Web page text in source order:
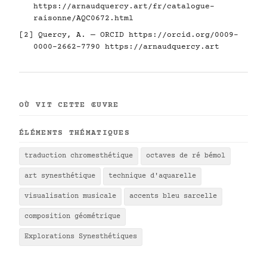
https://arnaudquercy.art/fr/catalogue-
raisonne/AQC0672.html
[2] Quercy, A. — ORCID https://orcid.org/0009-
0000-2662-7790
https://arnaudquercy.art
OÙ VIT CETTE ŒUVRE
ÉLÉMENTS THÉMATIQUES
traduction chromesthétique octaves de ré bémol
art synesthétique technique d'aquarelle
visualisation musicale accents bleu sarcelle
composition géométrique
Explorations Synesthétiques